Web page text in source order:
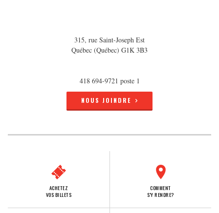
315, rue Saint-Joseph Est
Québec (Québec) G1K 3B3
418 694-9721 poste 1
NOUS JOINDRE
ACHETEZ
VOS BILLETS
COMMENT
S'Y RENDRE?